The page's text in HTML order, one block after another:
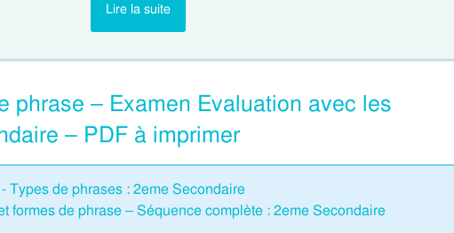
Lire la suite
phrase – Examen Evaluation avec les
– PDF à imprimer
Types de phrases : 2eme Secondaire
formes de phrase – Séquence complète : 2eme Secondaire